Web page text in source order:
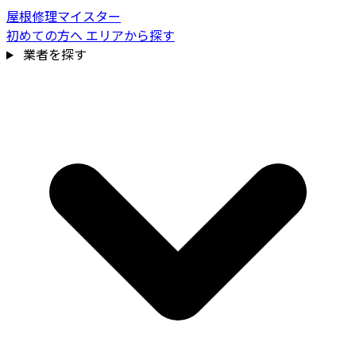
屋根修理マイスター
初めての方へ エリアから探す
業者を探す